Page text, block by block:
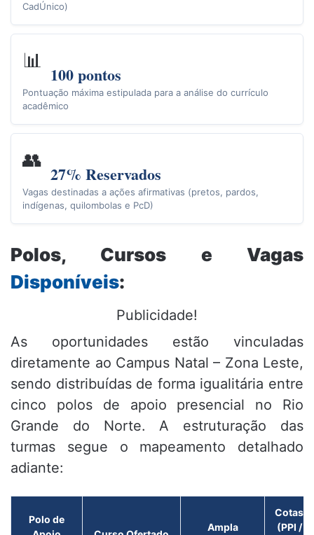
CadÚnico)
📊
100 pontos
Pontuação máxima estipulada para a análise do currículo
acadêmico
👥
27% Reservados
Vagas destinadas a ações afirmativas (pretos, pardos,
indígenas, quilombolas e PcD)
Polos, Cursos e Vagas
Disponíveis:
Publicidade!
As oportunidades estão vinculadas
diretamente ao Campus Natal – Zona Leste,
sendo distribuídas de forma igualitária entre
cinco polos de apoio presencial no Rio
Grande do Norte. A estruturação das
turmas segue o mapeamento detalhado
adiante:
Polo de
Ampla
Cotas
(PPI /